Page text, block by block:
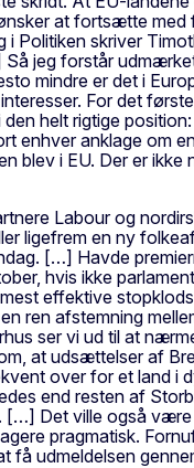
at fortsætte
Politiken skriver
jeg forstår
mindre er det i
For det
helt rigtige
enhver anklage
i EU. Der er
Labour og
ligefrem en ny
[…] Havde
hvis ikke
effektive
ren afstemning
ser vi ud til at
at udsættelser af
over for et land
end resten af
Det ville også
pragmatisk.
få udmeldelsen